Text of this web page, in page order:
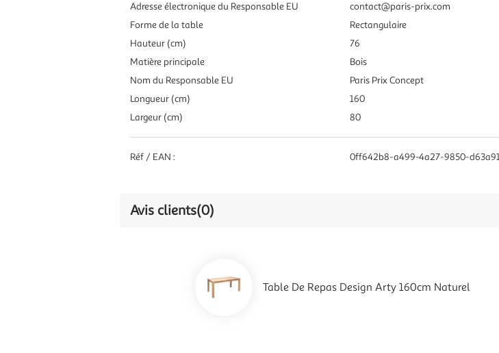
Adresse électronique du Responsable EU
contact@paris-prix.com
Forme de la table
Rectangulaire
Hauteur (cm)
76
Matière principale
Bois
Nom du Responsable EU
Paris Prix Concept
Longueur (cm)
160
Largeur (cm)
80
Réf / EAN : 0ff642b8-a499-4a27-9850-
Avis clients(0)
Table De Repas Design Arty 160cm Naturel